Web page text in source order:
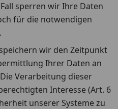
sperren wir Ihre Daten
für die notwendigen
wir den Zeitpunkt
Ihrer Daten an
Verarbeitung dieser
Interesse (Art. 6
unserer Systeme zu